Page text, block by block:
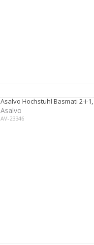
Asalvo Hochstuhl Basmati 2-i-
Asalvo
AV-23346